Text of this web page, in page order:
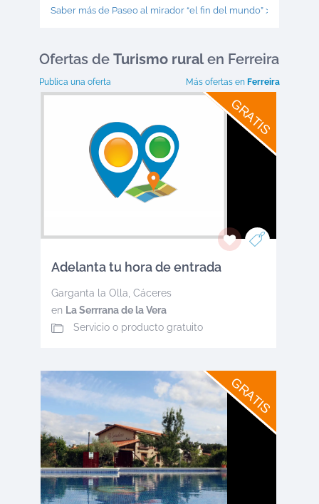
Saber más de Paseo al mirador “el fin del mundo” >
Ofertas de Turismo ruralen Ferreira
Publica una oferta Más ofertas en Ferreira
GRATIS
Adelanta tu hora de entrada
Garganta la Olla, Cáceres
en La Serrrana de la Vera
Servicio o producto gratuito
GRATIS